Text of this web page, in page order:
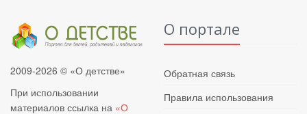
2009-2026 © «О детстве»
При использовании
материалов ссылка на «О
О портале
Обратная связь
Правила использования